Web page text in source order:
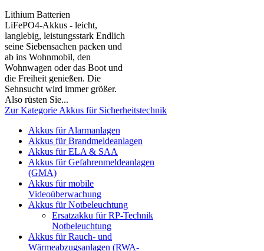
Lithium Batterien
LiFePO4-Akkus - leicht,
langlebig, leistungsstark Endlich
seine Siebensachen packen und
ab ins Wohnmobil, den
Wohnwagen oder das Boot und
die Freiheit genießen. Die
Sehnsucht wird immer größer.
Also rüsten Sie...
Zur Kategorie Akkus für Sicherheitstechnik
Akkus für Alarmanlagen
Akkus für Brandmeldeanlagen
Akkus für ELA & SAA
Akkus für Gefahrenmeldeanlagen
(GMA)
Akkus für mobile
Videoüberwachung
Akkus für Notbeleuchtung
Ersatzakku für RP-Technik
Notbeleuchtung
Akkus für Rauch- und
Wärmeabzugsanlagen (RWA-